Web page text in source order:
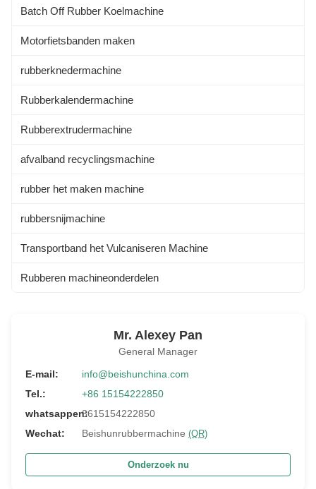
Batch Off Rubber Koelmachine
Motorfietsbanden maken
rubberknedermachine
Rubberkalendermachine
Rubberextrudermachine
afvalband recyclingsmachine
rubber het maken machine
rubbersnijmachine
Transportband het Vulcaniseren Machine
Rubberen machineonderdelen
Mr. Alexey Pan
General Manager
E-mail:
info@beishunchina.com
Tel.:
+86 15154222850
whatsappen:8615154222850
Wechat:
Beishunrubbermachine (QR)
Onderzoek nu